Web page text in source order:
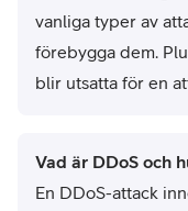
vanliga typer av
förebygga dem.
blir utsatta för en
Vad är DDoS och
En DDoS-attack